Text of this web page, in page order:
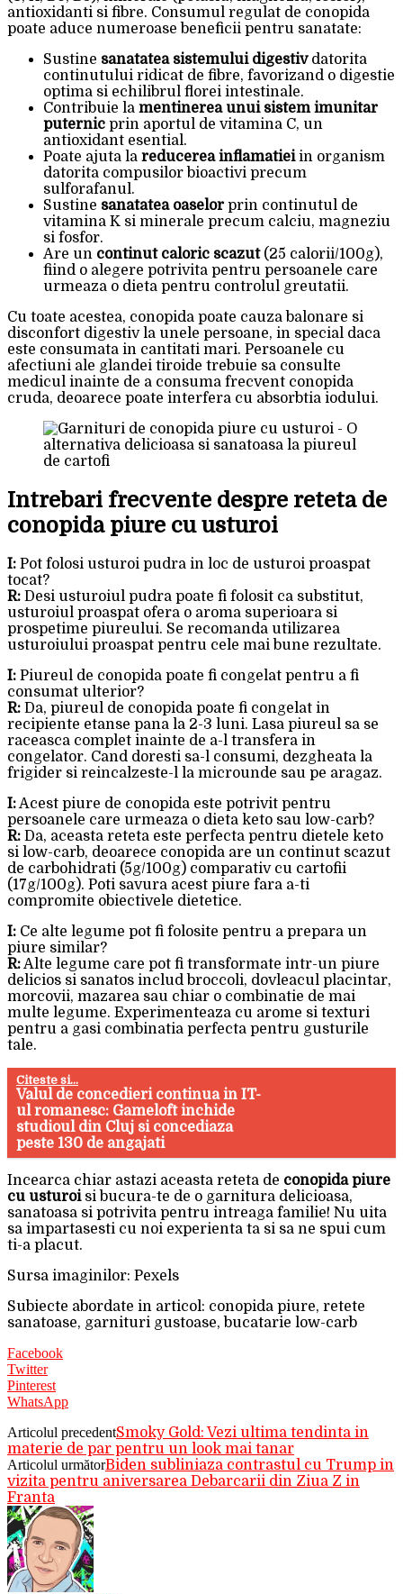
antioxidanti si fibre. Consumul regulat de conopida
poate aduce numeroase beneficii pentru sanatate:
Sustine sanatatea sistemului digestivdatorita
continutului ridicat de fibre, favorizand o digestie
optima si echilibrul florei intestinale.
Contribuie la mentinerea unui sistem imunitar
puternic prin aportul de vitamina C, un
antioxidant esential.
Poate ajuta la reducerea inflamatieiin organism
datorita compusilor bioactivi precum
sulforafanul.
Sustine sanatatea oaselor prin continutul de
vitamina K si minerale precum calciu, magneziu
si fosfor.
Are un continut caloric scazut(25 calorii/100g),
fiind o alegere potrivita pentru persoanele care
urmeaza o dieta pentru controlul greutatii.
Cu toate acestea, conopida poate cauza balonare si
disconfort digestiv la unele persoane, in special daca
este consumata in cantitati mari. Persoanele cu
afectiuni ale glandei tiroide trebuie sa consulte
medicul inainte de a consuma frecvent conopida
cruda, deoarece poate interfera cu absorbtia iodului.
Intrebari frecvente despre reteta de
conopida piure cu usturoi
I: Pot folosi usturoi pudra in loc de usturoi proaspat
tocat?
R: Desi usturoiul pudra poate fi folosit ca substitut,
usturoiul proaspat ofera o aroma superioara si
prospetime piureului. Se recomanda utilizarea
usturoiului proaspat pentru cele mai bune rezultate.
I: Piureul de conopida poate fi congelat pentru a fi
consumat ulterior?
R: Da, piureul de conopida poate fi congelat in
recipiente etanse pana la 2-3 luni. Lasa piureul sa se
raceasca complet inainte de a-l transfera in
congelator. Cand doresti sa-l consumi, dezgheata la
frigider si reincalzeste-l la microunde sau pe aragaz.
I:Acest piure de conopida este potrivit pentru
persoanele care urmeaza o dieta keto sau low-carb?
R: Da, aceasta reteta este perfecta pentru dietele keto
si low-carb, deoarece conopida are un continut scazut
de carbohidrati (5g/100g) comparativ cu cartofii
(17g/100g). Poti savura acest piure fara a-ti
compromite obiectivele dietetice.
I: Ce alte legume pot fi folosite pentru a prepara un
piure similar?
R:Alte legume care pot fi transformate intr-un piure
delicios si sanatos includ broccoli, dovleacul placintar,
morcovii, mazarea sau chiar o combinatie de mai
multe legume. Experimenteaza cu arome si texturi
pentru a gasi combinatia perfecta pentru gusturile
tale.
Citeste si...
Valul de concedieri continua in IT-
ul romanesc: Gameloft inchide
studioul din Cluj si concediaza
peste 130 de angajati
Incearca chiar astazi aceasta reteta de conopida piure
cu usturoisi bucura-te de o garnitura delicioasa,
sanatoasa si potrivita pentru intreaga familie! Nu uita
sa impartasesti cu noi experienta ta si sa ne spui cum
ti-a placut.
Sursa imaginilor: Pexels
Subiecte abordate in articol: conopida piure, retete
sanatoase, garnituri gustoase, bucatarie low-carb
Facebook
Twitter
Pinterest
WhatsApp
Articolul precedentSmoky Gold: Vezi ultima tendinta in
materie de par pentru un look mai tanar
Articolul următorBiden subliniaza contrastul cu Trump in
vizita pentru aniversarea Debarcarii din Ziua Z in
Franta